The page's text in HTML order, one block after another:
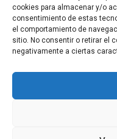
cookies para almacenar y/o
consentimiento de estas
el comportamiento de
sitio. No consentir o retirar el
negativamente a ciertas
Producto
Automatización